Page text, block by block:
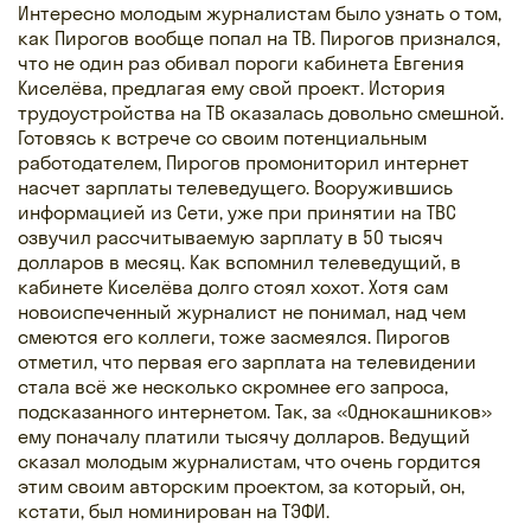
Интересно молодым журналистам было узнать о том,
как Пирогов вообще попал на ТВ. Пирогов признался,
что не один раз обивал пороги кабинета Евгения
Киселёва, предлагая ему свой проект. История
трудоустройства на ТВ оказалась довольно смешной.
Готовясь к встрече со своим потенциальным
работодателем, Пирогов промониторил интернет
насчет зарплаты телеведущего. Вооружившись
информацией из Сети, уже при принятии на ТВС
озвучил рассчитываемую зарплату в 50 тысяч
долларов в месяц. Как вспомнил телеведущий, в
кабинете Киселёва долго стоял хохот. Хотя сам
новоиспеченный журналист не понимал, над чем
смеются его коллеги, тоже засмеялся. Пирогов
отметил, что первая его зарплата на телевидении
стала всё же несколько скромнее его запроса,
подсказанного интернетом. Так, за «Однокашников»
ему поначалу платили тысячу долларов. Ведущий
сказал молодым журналистам, что очень гордится
этим своим авторским проектом, за который, он,
кстати, был номинирован на ТЭФИ.